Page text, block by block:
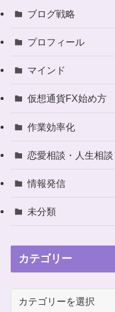
ブログ戦略
プロフィール
マインド
仮想通貨FX始め方
作業効率化
恋愛相談・人生相談
情報発信
未分類
カテゴリー